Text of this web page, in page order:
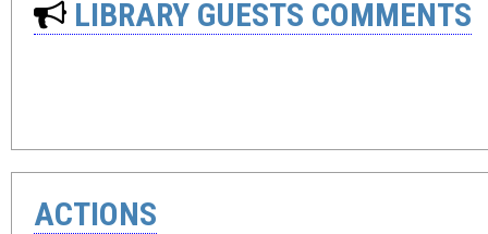
LIBRARY GUESTS COMMENTS
ACTIONS